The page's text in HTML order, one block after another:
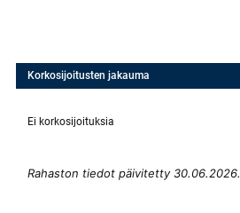
Korkosijoitusten jakauma
Ei korkosijoituksia
Rahaston tiedot päivitetty 30.06.2026.